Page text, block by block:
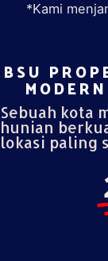
*Kami
BSU
Sebuah kota
hunian
lokasi paling